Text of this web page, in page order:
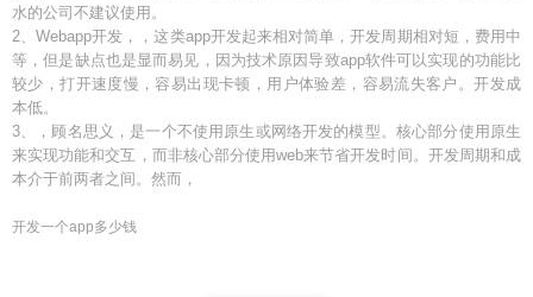
水的公司不建议使用。
2、Webapp开发，，这类app开发起来相对简单，开发周期相对短，费用中
等，但是缺点也是显而易见，因为技术原因导致app软件可以实现的功能比
较少，打开速度慢，容易出现卡顿，用户体验差，容易流失客户。开发成
本低。
3、，顾名思义，是一个不使用原生或网络开发的模型。核心部分使用原生
来实现功能和交互，而非核心部分使用web来节省开发时间。开发周期和成
本介于前两者之间。然而，
开发一个app多少钱